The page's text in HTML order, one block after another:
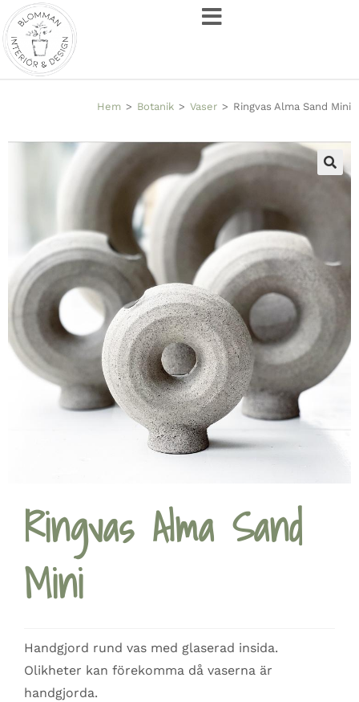
Hem > Botanik > Vaser > Ringvas Alma Sand Mini
Ringvas Alma Sand
Mini
Handgjord rund vas med glaserad insida.
Olikheter kan förekomma då vaserna är
handgjorda.